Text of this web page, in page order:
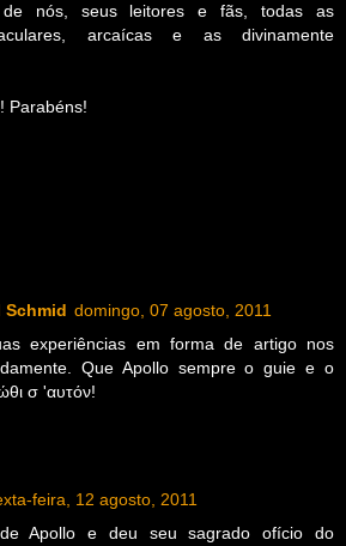
de nós, seus leitores e fãs, todas as
arcaícas e as divinamente
Parabéns!
Schmid domingo, 07 agosto, 2011
experiências em forma de artigo nos
Que Apollo sempre o guie e o
σ 'αυτόν!
feira, 12 agosto, 2011
Apollo e deu seu sagrado ofício do